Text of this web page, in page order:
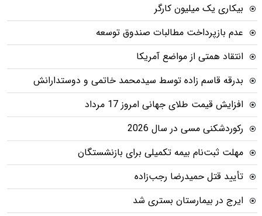
بیکاری یک میلیون کارگر
عدم بازپرداخت مطالبات صندوق توسعه
انتقاد همتی از مواضع آمریکا
بدرقه قاسم زاده توسط سیدمحمد خاتمی و دوستدارانش
افزایش قیمت طلای جهانی امروز 17 مرداد
رکوردشکنی مسی در سال 2026
مهلت ثبت‌نام بیمه تکمیلی برای بازنشستگان
تأیید قتل حمیدرضا رجب‌زاده
ایرج در بیمارستان بستری شد